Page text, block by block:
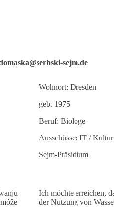
sejm.de
Wohnort: Dresden
geb. 1975
Beruf: Biologe
Ausschüsse: IT /
Sejm-Präsidium
Ich möchte erreichen,
der Nutzung von